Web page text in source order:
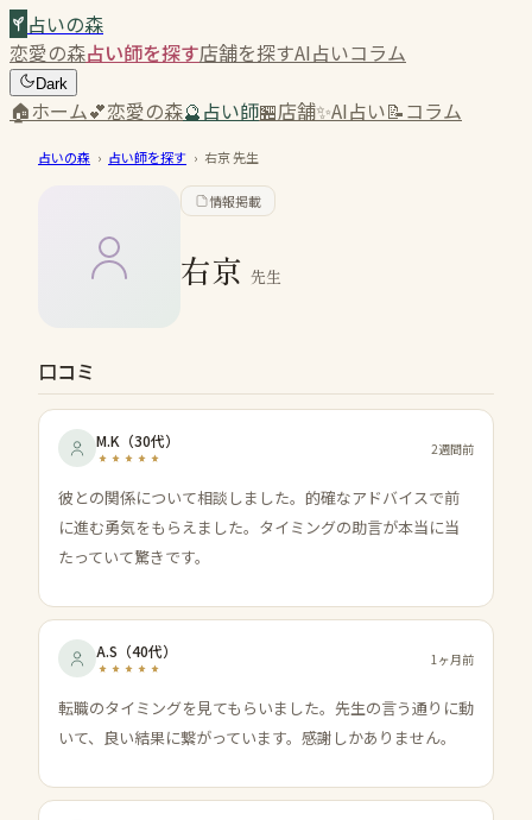
占いの森
恋愛の森占い師を探す店舗を探すAI占いコラム
Dark
🏠ホーム💕恋愛の森🔮占い師🏪店舗✨AI占い📝コラム
占いの森 › 占い師を探す › 右京先生
情報掲載
右京 先生
口コミ
M.K （30代） 2週間前
彼との関係について相談しました。的確なアドバイスで前
に進む勇気をもらえました。タイミングの助言が本当に当
たっていて驚きです。
A.S （40代） 1ヶ月前
転職のタイミングを見てもらいました。先生の言う通りに動
いて、良い結果に繋がっています。感謝しかありません。